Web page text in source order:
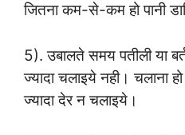
जितना कम-से-कम हो पानी
5). उबालते समय पतीली या
ज्यादा चलाइये नही। चलाना
ज्यादा देर न चलाइये।